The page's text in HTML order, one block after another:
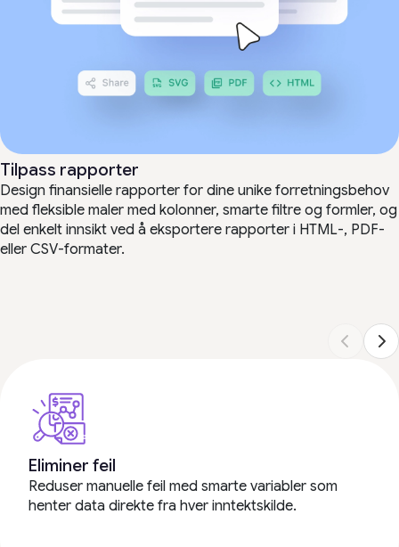
Tilpass rapporter
Design finansielle rapporter for dine unike forretningsbehov
med fleksible maler med kolonner, smarte filtre og formler, og
del enkelt innsikt ved å eksportere rapporter i HTML-, PDF-
eller CSV-formater.
Eliminer feil
Reduser manuelle feil med smarte variabler som
henter data direkte fra hver inntektskilde.